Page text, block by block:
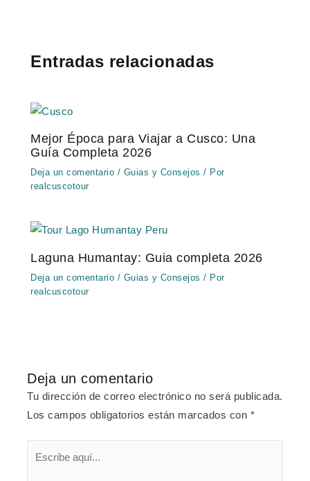
Entradas relacionadas
Mejor Época para Viajar a Cusco: Una
Guía Completa 2026
Deja un comentario / Guias y Consejos / Por
realcuscotour
Laguna Humantay: Guia completa 2026
Deja un comentario / Guias y Consejos / Por
realcuscotour
Deja un comentario
Tu dirección de correo electrónico no será publicada.
Los campos obligatorios están marcados con *